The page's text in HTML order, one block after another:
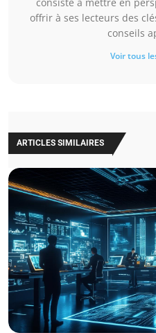
offrir à ses lecteurs des
conseils
Voir tous
ARTICLES SIMILAIRES